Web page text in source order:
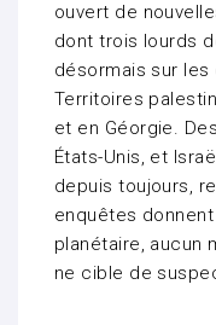
ouvert de
dont trois lourds
désormais sur
Territoires
et en Géorgie.
États-Unis, et
depuis toujours,
enquêtes
planétaire, aucun
ne cible de